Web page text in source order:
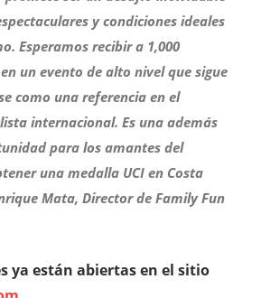
y condiciones ideales
Esperamos recibir a 1,000
un evento de alto nivel que sigue
como una referencia en el
internacional. Es una además
para los amantes del
una medalla UCI en Costa
Mata, Director de Family Fun
ya están abiertas en el sitio